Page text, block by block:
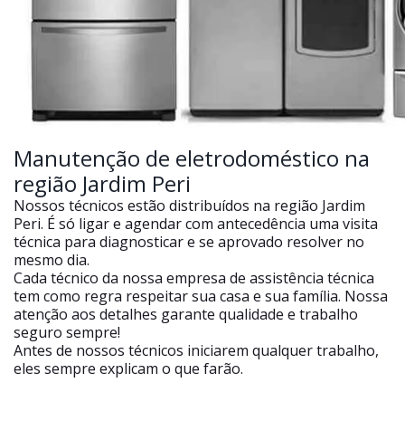
Manutenção de eletrodoméstico na
região Jardim Peri
Nossos técnicos estão distribuídos na região Jardim
Peri. É só ligar e agendar com antecedência uma visita
técnica para diagnosticar e se aprovado resolver no
mesmo dia.
Cada técnico da nossa empresa de assistência técnica
tem como regra respeitar sua casa e sua família. Nossa
atenção aos detalhes garante qualidade e trabalho
seguro sempre!
Antes de nossos técnicos iniciarem qualquer trabalho,
eles sempre explicam o que farão.